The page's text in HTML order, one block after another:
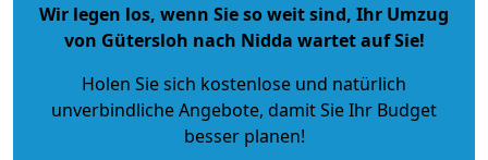
Wir legen los, wenn Sie so weit sind, Ihr Umzug
von Gütersloh nach Nidda wartet auf Sie!
Holen Sie sich kostenlose und natürlich
unverbindliche Angebote, damit Sie Ihr Budget
besser planen!